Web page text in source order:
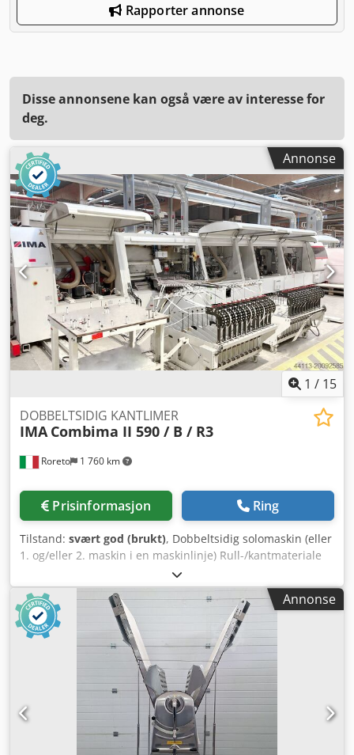
Rapporter annonse
Disse annonsene kan også være av interesse for
deg.
Annonse
1 / 15
Roreto 1 760 km
DOBBELTSIDIG KANTLIMER
IMA Combima II 590 / B / R3
Prisinformasjon Ring
Tilstand: svært god (brukt), Dobbeltsidig solomaskin (eller
1. og/eller 2. maskin i en maskinlinje) Rull-/kantmateriale
tykkelse (min/maks) mm 0,3 / 3 – Kanttykkelse i
lister/strimler maks mm 1,0 Plate tykkelse (min/maks) mm
8 / 45 (60) Arbeidsbredde (min/maks) mm 236 (266) / 3300
Styring / Programvare: ICOS Open (Windows-basert)
Matehastighet (justerbar) m/min 10 - 50 (Master & Slave)
Beskyttelses- og støyskjermkabinett FORMATBEARBEIDING
(for hver side): Beskyttelsesfres (forfresing) 75.186 (1 x kW
4,4) Avsponingsaggregat (2 x kW 6,6) Maks 35 m/min
Djdpfxjxggzlj Agmsck Samlefresaggregat 75.186 (1 x kW 4,4)
KANTLIMING (for hver side): Lim-aggregat (P.U.R. lim +
forsmelter) VTG 3-24 + 283.203 Trykkone + kantmagasin for
Annonse